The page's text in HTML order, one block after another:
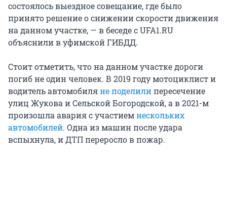
состоялось выездное совещание, где было
принято решение о снижении скорости движения
на данном участке, — в беседе с UFA1.RU
объяснили в уфимской ГИБДД.
Стоит отметить, что на данном участке дороги
погиб не один человек. В 2019 году мотоциклист и
водитель автомобиляне поделилипересечение
улиц Жукова и Сельской Богородской, а в 2021-м
произошла авария с участиемнескольких
автомобилей. Одна из машин после удара
вспыхнула, и ДТП переросло в пожар.